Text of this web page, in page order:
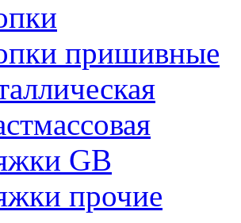
пришивные
GB
прочие